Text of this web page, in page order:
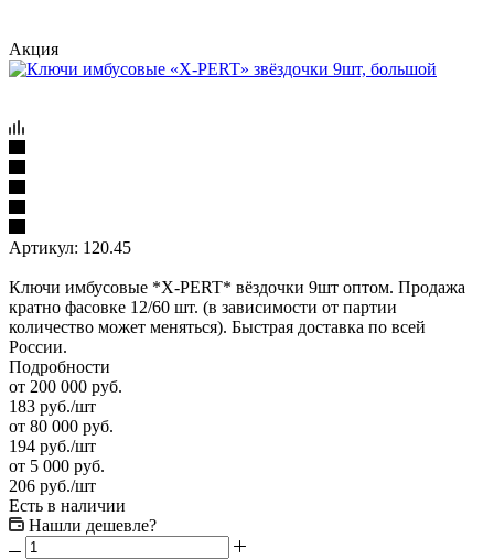
Акция
Артикул: 120.45
Ключи имбусовые *X-PERT* вёздочки 9шт оптом. Продажа
кратно фасовке 12/60 шт. (в зависимости от партии
количество может меняться). Быстрая доставка по всей
России.
Подробности
от 200 000 руб.
183 руб./шт
от 80 000 руб.
194 руб./шт
от 5 000 руб.
206 руб./шт
Есть в наличии
Нашли дешевле?